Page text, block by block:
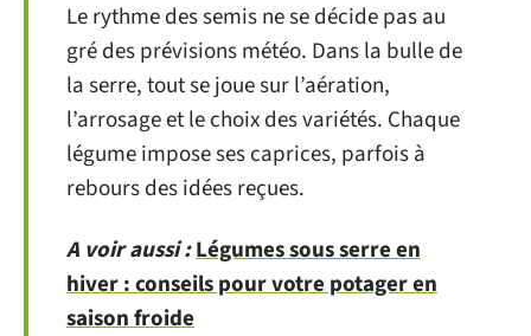
Le rythme des semis ne se décide pas au
gré des prévisions météo. Dans la bulle de
la serre, tout se joue sur l’aération,
l’arrosage et le choix des variétés. Chaque
légume impose ses caprices, parfois à
rebours des idées reçues.
A voir aussi :Légumes sous serre en
hiver : conseils pour votre potager en
saison froide